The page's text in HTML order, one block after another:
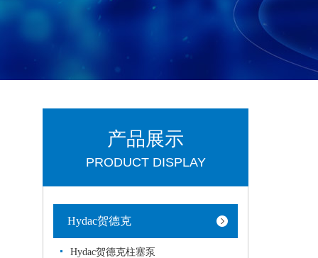
产品展示
PRODUCT DISPLAY
Hydac贺德克
Hydac贺德克柱塞泵